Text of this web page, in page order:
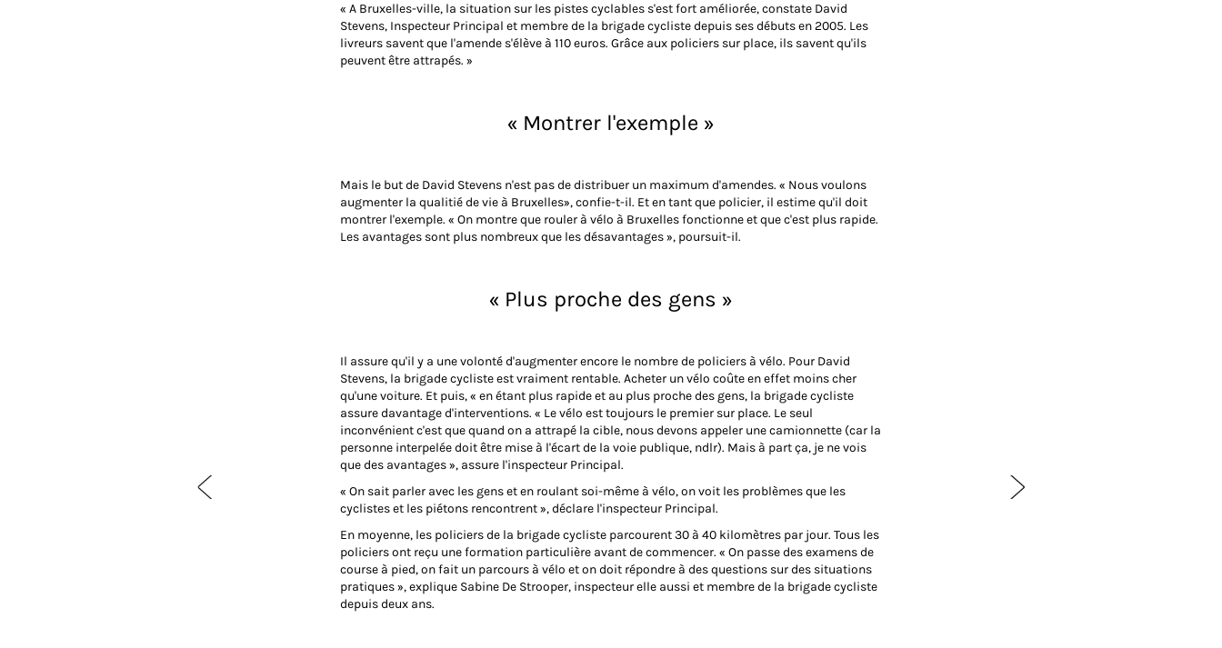
« A Bruxelles-ville, la situation sur les pistes cyclables s'est fort améliorée, constate David
Stevens, Inspecteur Principal et membre de la brigade cycliste depuis ses débuts en 2005. Les
livreurs savent que l'amende s'élève à 110 euros. Grâce aux policiers sur place, ils savent qu'ils
peuvent être attrapés. »
« Montrer l'exemple »
Mais le but de David Stevens n'est pas de distribuer un maximum d'amendes. « Nous voulons
augmenter la qualitié de vie à Bruxelles», confie-t-il. Et en tant que policier, il estime qu'il doit
montrer l'exemple. « On montre que rouler à vélo à Bruxelles fonctionne et que c'est plus rapide.
Les avantages sont plus nombreux que les désavantages », poursuit-il.
« Plus proche des gens »
Il assure qu'il y a une volonté d'augmenter encore le nombre de policiers à vélo. Pour David
Stevens, la brigade cycliste est vraiment rentable. Acheter un vélo coûte en effet moins cher
qu'une voiture. Et puis, « en étant plus rapide et au plus proche des gens, la brigade cycliste
assure davantage d'interventions. « Le vélo est toujours le premier sur place. Le seul
inconvénient c'est que quand on a attrapé la cible, nous devons appeler une camionnette (car la
personne interpelée doit être mise à l'écart de la voie publique, ndlr). Mais à part ça, je ne vois
que des avantages », assure l'inspecteur Principal.
« On sait parler avec les gens et en roulant soi-même à vélo, on voit les problèmes que les
cyclistes et les piétons rencontrent », déclare l'inspecteur Principal.
En moyenne, les policiers de la brigade cycliste parcourent 30 à 40 kilomètres par jour. Tous les
policiers ont reçu une formation particulière avant de commencer. « On passe des examens de
course à pied, on fait un parcours à vélo et on doit répondre à des questions sur des situations
pratiques », explique Sabine De Strooper, inspecteur elle aussi et membre de la brigade cycliste
depuis deux ans.